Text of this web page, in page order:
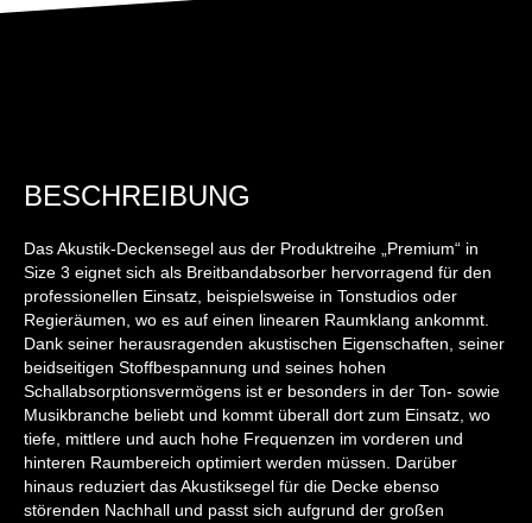
BESCHREIBUNG
Das Akustik-Deckensegel aus der Produktreihe „Premium“ in
Size 3 eignet sich als Breitbandabsorber hervorragend für den
professionellen Einsatz, beispielsweise in Tonstudios oder
Regieräumen, wo es auf einen linearen Raumklang ankommt.
Dank seiner herausragenden akustischen Eigenschaften, seiner
beidseitigen Stoffbespannung und seines hohen
Schallabsorptionsvermögens ist er besonders in der Ton- sowie
Musikbranche beliebt und kommt überall dort zum Einsatz, wo
tiefe, mittlere und auch hohe Frequenzen im vorderen und
hinteren Raumbereich optimiert werden müssen. Darüber
hinaus reduziert das Akustiksegel für die Decke ebenso
störenden Nachhall und passt sich aufgrund der großen